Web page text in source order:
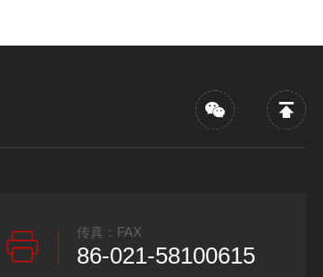
传真：FAX
86-021-58100615